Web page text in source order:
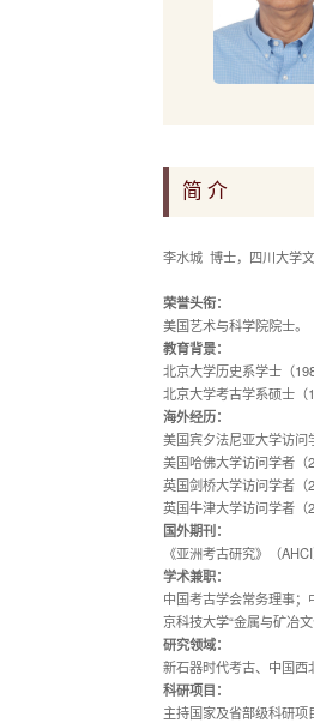
简 介
李水城 博士，四川大学
荣誉头衔：
美国艺术与科学院院士。
教育背景：
北京大学历史系学士（
北京大学考古学系硕士（
海外经历：
美国宾夕法尼亚大学访问
美国哈佛大学访问学者（
英国剑桥大学访问学者（
英国牛津大学访问学者（
国外期刊：
《亚洲考古研究》（
学术兼职：
中国考古学会常务理事；
京科技大学“金属与矿冶
研究领域：
新石器时代考古、中国
科研项目：
主持国家及省部级科研